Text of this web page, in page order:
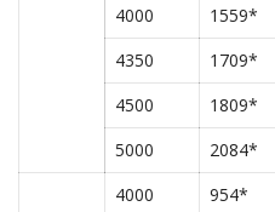
4000
1559*
4350
1709*
4500
1809*
5000
2084*
4000 954*